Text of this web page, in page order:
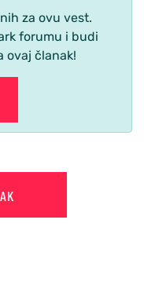
za ovu vest.
forumu i budi
ovaj članak!